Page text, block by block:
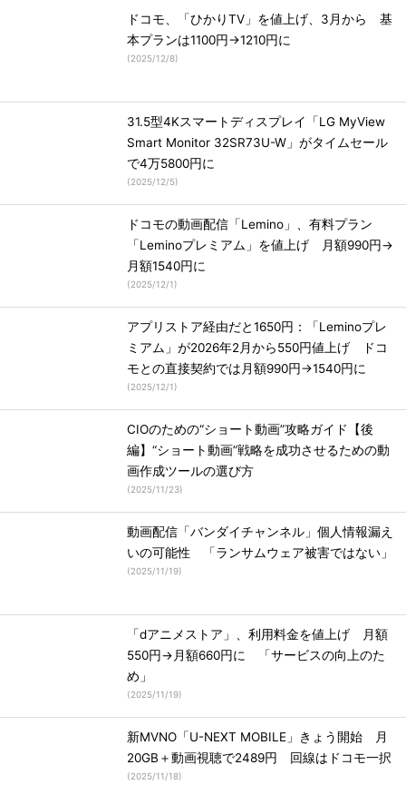
ドコモ、「ひかりTV」を値上げ、3月から 基
本プランは1100円→1210円に
(2025/12/8)
31.5型4Kスマートディスプレイ「LG MyView
Smart Monitor 32SR73U-W」がタイムセール
で4万5800円に
(2025/12/5)
ドコモの動画配信「Lemino」、有料プラン
「Leminoプレミアム」を値上げ 月額990円→
月額1540円に
(2025/12/1)
アプリストア経由だと1650円：「Leminoプレ
ミアム」が2026年2月から550円値上げ ドコ
モとの直接契約では月額990円→1540円に
(2025/12/1)
CIOのための“ショート動画”攻略ガイド【後
編】“ショート動画”戦略を成功させるための動
画作成ツールの選び方
(2025/11/23)
動画配信「バンダイチャンネル」個人情報漏え
いの可能性 「ランサムウェア被害ではない」
(2025/11/19)
「dアニメストア」、利用料金を値上げ 月額
550円→月額660円に 「サービスの向上のた
め」
(2025/11/19)
新MVNO「U-NEXT MOBILE」きょう開始 月
20GB＋動画視聴で2489円 回線はドコモ一択
(2025/11/18)